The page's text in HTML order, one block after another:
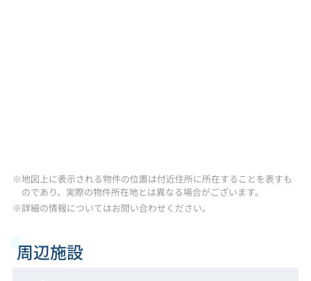
※地図上に表示される物件の位置は付近住所に所在することを表すも
のであり、実際の物件所在地とは異なる場合がございます。
※詳細の情報についてはお問い合わせください。
周辺施設